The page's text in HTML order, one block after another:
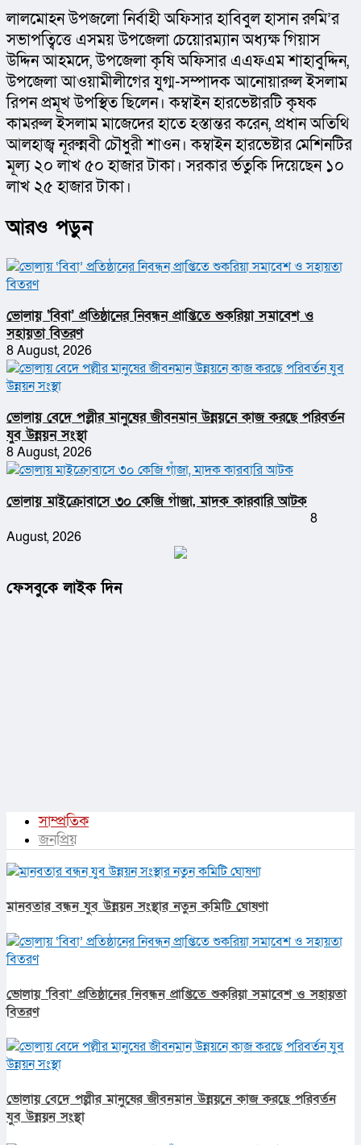
লালমোহন উপজলো নির্বাহী অফিসার হাবিবুল হাসান রুমি’র
সভাপত্বিত্তে এসময় উপজেলা চেয়োরম্যান অধ্যক্ষ গিয়াস
উদ্দিন আহমদে, উপজেলা কৃষি অফিসার এএফএম শাহাবুদ্দিন,
উপজেলা আওয়ামীলীগের যুগ্ম-সম্পাদক আনোয়ারুল ইসলাম
রিপন প্রমূখ উপস্থিত ছিলেন। কম্বাইন হারভেষ্টারটি কৃষক
কামরুল ইসলাম মাজেদের হাতে হস্তান্তর করেন, প্রধান অতিথি
আলহাজ্ব নূরুন্নবী চৌধুরী শাওন। কম্বাইন হারভেষ্টার মেশিনটির
মূল্য ২০ লাখ ৫০ হাজার টাকা। সরকার র্ভতুকি দিয়েছেন ১০
লাখ ২৫ হাজার টাকা।
আরও পড়ুন
ভোলায় ‘বিবা’ প্রতিষ্ঠানের নিবন্ধন প্রাপ্তিতে শুকরিয়া সমাবেশ ও
সহায়তা বিতরণ
8 August, 2026
ভোলায় বেদে পল্লীর মানুষের জীবনমান উন্নয়নে কাজ করছে পরিবর্তন
যুব উন্নয়ন সংস্থা
8 August, 2026
ভোলায় মাইক্রোবাসে ৩০ কেজি গাঁজা, মাদক কারবারি আটক
8
August, 2026
ফেসবুকে লাইক দিন
সাম্প্রতিক
জনপ্রিয়
মানবতার বন্ধন যুব উন্নয়ন সংস্থার নতুন কমিটি ঘোষণা
ভোলায় ‘বিবা’ প্রতিষ্ঠানের নিবন্ধন প্রাপ্তিতে শুকরিয়া সমাবেশ ও সহায়তা
বিতরণ
ভোলায় বেদে পল্লীর মানুষের জীবনমান উন্নয়নে কাজ করছে পরিবর্তন
যুব উন্নয়ন সংস্থা